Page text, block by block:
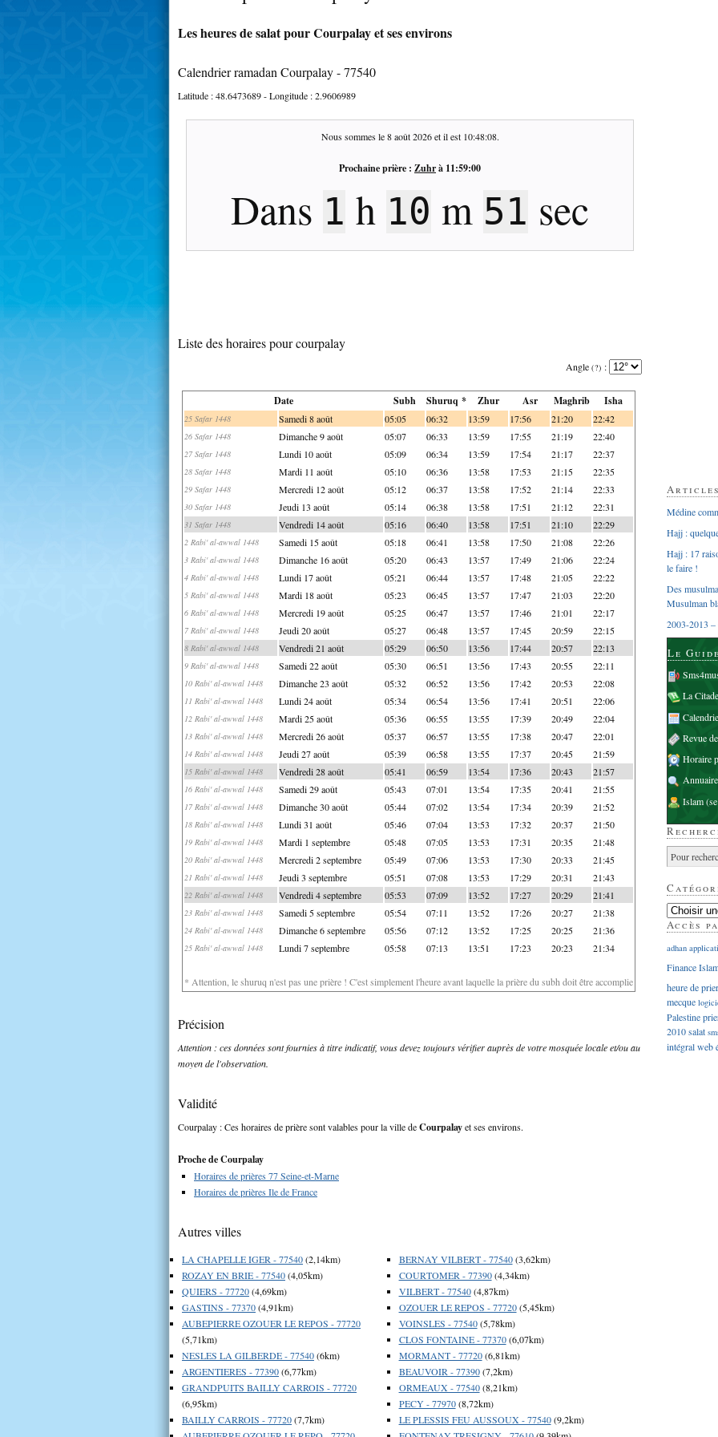
Les heures de salat pour Courpalay et ses environs
Calendrier ramadan Courpalay - 77540
Latitude :48.6473689- Longitude :2.9606989
Nous sommes le8 août 2026et il est 10:48:09.
Prochaine prière : Zuhrà 11:59:00
Dans 1 h 10 m 50 sec
Liste des horaires pour courpalay
Angle (?) :
Date Subh Shuruq * Zhur Asr Maghrib Isha
25 Safar 1448 Samedi 8 août 05:05 06:32 13:59 17:56 21:20 22:42
26 Safar 1448 Dimanche 9 août 05:07 06:33 13:59 17:55 21:19 22:40
27 Safar 1448 Lundi 10 août 05:09 06:34 13:59 17:54 21:17 22:37
28 Safar 1448 Mardi 11 août 05:10 06:36 13:58 17:53 21:15 22:35
29 Safar 1448 Mercredi 12 août 05:12 06:37 13:58 17:52 21:14 22:33
30 Safar 1448 Jeudi 13 août 05:14 06:38 13:58 17:51 21:12 22:31
31 Safar 1448 Vendredi 14 août 05:16 06:40 13:58 17:51 21:10 22:29
2 Rabi' al-awwal 1448 Samedi 15 août 05:18 06:41 13:58 17:50 21:08 22:26
3 Rabi' al-awwal 1448 Dimanche 16 août 05:20 06:43 13:57 17:49 21:06 22:24
4 Rabi' al-awwal 1448 Lundi 17 août 05:21 06:44 13:57 17:48 21:05 22:22
5 Rabi' al-awwal 1448 Mardi 18 août 05:23 06:45 13:57 17:47 21:03 22:20
6 Rabi' al-awwal 1448 Mercredi 19 août 05:25 06:47 13:57 17:46 21:01 22:17
7 Rabi' al-awwal 1448 Jeudi 20 août 05:27 06:48 13:57 17:45 20:59 22:15
8 Rabi' al-awwal 1448 Vendredi 21 août 05:29 06:50 13:56 17:44 20:57 22:13
9 Rabi' al-awwal 1448 Samedi 22 août 05:30 06:51 13:56 17:43 20:55 22:11
10 Rabi' al-awwal 1448 Dimanche 23 août 05:32 06:52 13:56 17:42 20:53 22:08
11 Rabi' al-awwal 1448 Lundi 24 août 05:34 06:54 13:56 17:41 20:51 22:06
12 Rabi' al-awwal 1448 Mardi 25 août 05:36 06:55 13:55 17:39 20:49 22:04
13 Rabi' al-awwal 1448 Mercredi 26 août 05:37 06:57 13:55 17:38 20:47 22:01
14 Rabi' al-awwal 1448 Jeudi 27 août 05:39 06:58 13:55 17:37 20:45 21:59
15 Rabi' al-awwal 1448 Vendredi 28 août 05:41 06:59 13:54 17:36 20:43 21:57
16 Rabi' al-awwal 1448 Samedi 29 août 05:43 07:01 13:54 17:35 20:41 21:55
17 Rabi' al-awwal 1448 Dimanche 30 août 05:44 07:02 13:54 17:34 20:39 21:52
18 Rabi' al-awwal 1448 Lundi 31 août 05:46 07:04 13:53 17:32 20:37 21:50
19 Rabi' al-awwal 1448 Mardi 1 septembre 05:48 07:05 13:53 17:31 20:35 21:48
20 Rabi' al-awwal 1448 Mercredi 2 septembre 05:49 07:06 13:53 17:30 20:33 21:45
21 Rabi' al-awwal 1448 Jeudi 3 septembre 05:51 07:08 13:53 17:29 20:31 21:43
22 Rabi' al-awwal 1448 Vendredi 4 septembre 05:53 07:09 13:52 17:27 20:29 21:41
23 Rabi' al-awwal 1448 Samedi 5 septembre 05:54 07:11 13:52 17:26 20:27 21:38
24 Rabi' al-awwal 1448 Dimanche 6 septembre 05:56 07:12 13:52 17:25 20:25 21:36
25 Rabi' al-awwal 1448 Lundi 7 septembre 05:58 07:13 13:51 17:23 20:23 21:34
* Attention, le shuruq n'est pas une prière ! C'est simplement l'heure avant laquelle la prière du subh doit être accomplie
Précision
Attention : ces données sont fournies à titre indicatif, vous devez toujours vérifier auprès de votre mosquée locale et/ou au
moyen de l'observation.
Validité
Courpalay : Ces horaires de prière sont valables pour la ville deCourpalayet ses environs.
Proche de Courpalay
Horaires de prières 77 Seine-et-Marne
Horaires de prières Ile de France
Autres villes
LA CHAPELLE IGER - 77540(2,14km)
ROZAY EN BRIE - 77540(4,05km)
QUIERS - 77720(4,69km)
GASTINS - 77370(4,91km)
AUBEPIERRE OZOUER LE REPOS - 77720
(5,71km)
NESLES LA GILBERDE - 77540(6km)
ARGENTIERES - 77390(6,77km)
GRANDPUITS BAILLY CARROIS - 77720
(6,95km)
BAILLY CARROIS - 77720(7,7km)
BERNAY VILBERT - 77540(3,62km)
COURTOMER - 77390(4,34km)
VILBERT - 77540(4,87km)
OZOUER LE REPOS - 77720(5,45km)
VOINSLES - 77540(5,78km)
CLOS FONTAINE - 77370(6,07km)
MORMANT - 77720(6,81km)
BEAUVOIR - 77390(7,2km)
ORMEAUX - 77540(8,21km)
PECY - 77970(8,72km)
LE PLESSIS FEU AUSSOUX - 77540(9,2km)
Médine
Hajj :
Hajj : 17
le faire !
Des
Musulman
2003-2013 –
Le
La
Revue
Horaire
Islam
Accès
adhan
Finance
heure de
mecque
Palestine
2010salat
intégralweb